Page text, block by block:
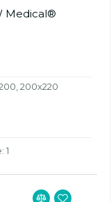
Medical®
200x220
1